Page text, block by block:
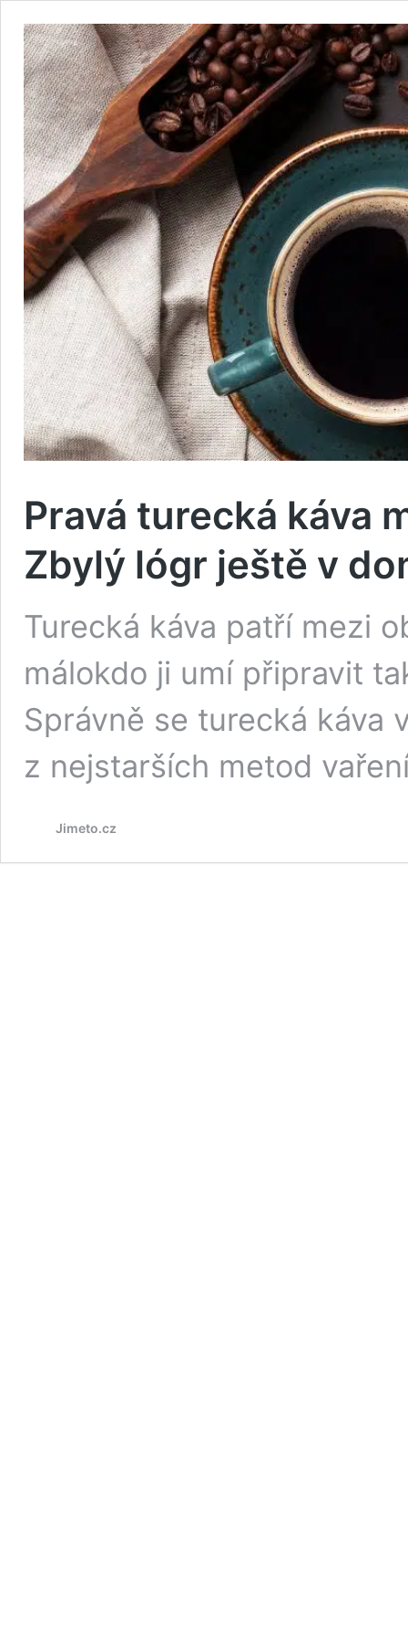
Pravá turecká káva
Zbylý lógr ještě v
Turecká káva patří mezi
málokdo ji umí připravit
Správně se turecká káva
z nejstarších metod
Jimeto.cz